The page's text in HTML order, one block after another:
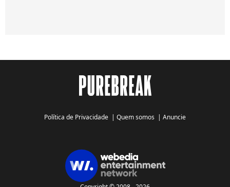
Política de Privacidade | Quem somos | Anuncie